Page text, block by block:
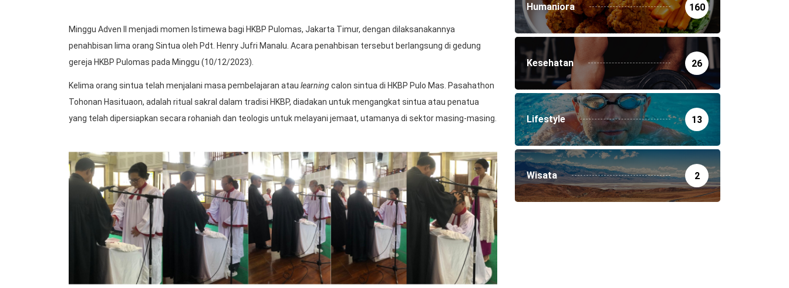
Minggu Adven II menjadi momen Istimewa bagi HKBP Pulomas, Jakarta Timur, dengan dilaksanakannya
penahbisan lima orang Sintua oleh Pdt. Henry Jufri Manalu. Acara penahbisan tersebut berlangsung di gedung
gereja HKBP Pulomas pada Minggu (10/12/2023).
Kelima orang sintua telah menjalani masa pembelajaran atau learningcalon sintua di HKBP Pulo Mas. Pasahathon
Tohonan Hasituaon, adalah ritual sakral dalam tradisi HKBP, diadakan untuk mengangkat sintua atau penatua
yang telah dipersiapkan secara rohaniah dan teologis untuk melayani jemaat, utamanya di sektor masing-masing.
Humaniora 160
Kesehatan 26
Lifestyle 13
Wisata 2